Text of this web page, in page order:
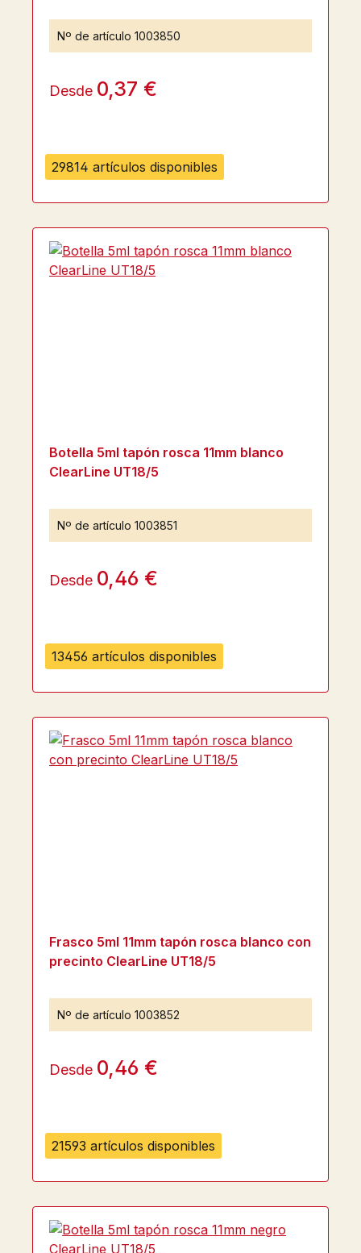
29814 artículos disponibles
Nº de artículo 1003850
Desde 0,37 €
13456 artículos disponibles
Botella 5ml tapón rosca 11mm blanco
ClearLine UT18/5
Nº de artículo 1003851
Desde 0,46 €
21593 artículos disponibles
Frasco 5ml 11mm tapón rosca blanco con
precinto ClearLine UT18/5
Nº de artículo 1003852
Desde 0,46 €